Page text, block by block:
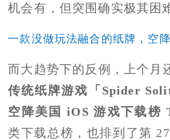
机会有，但突围确实极其困
一款没做玩法融合的纸牌，空
而大趋势下的反例，上个月
传统纸牌游戏「Spider
空降美国 iOS 游戏下载榜
类下载总榜，也排到了第